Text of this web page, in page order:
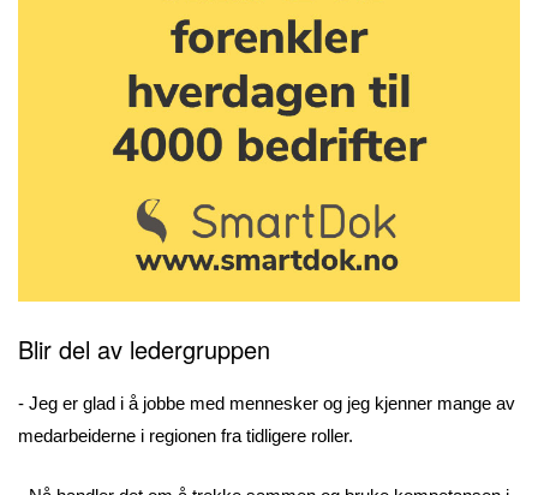
Blir del av ledergruppen
- Jeg er glad i å jobbe med mennesker og jeg kjenner mange av
medarbeiderne i regionen fra tidligere roller.